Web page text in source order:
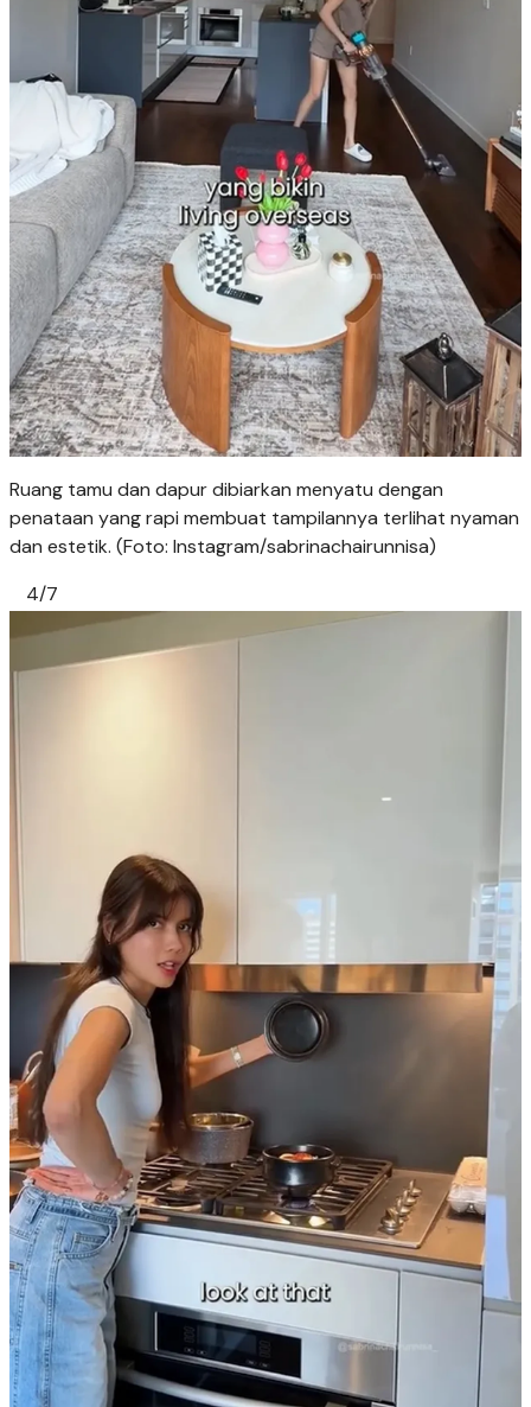
Ruang tamu dan dapur dibiarkan menyatu dengan
penataan yang rapi membuat tampilannya terlihat nyaman
dan estetik. (Foto: Instagram/sabrinachairunnisa)
4/7